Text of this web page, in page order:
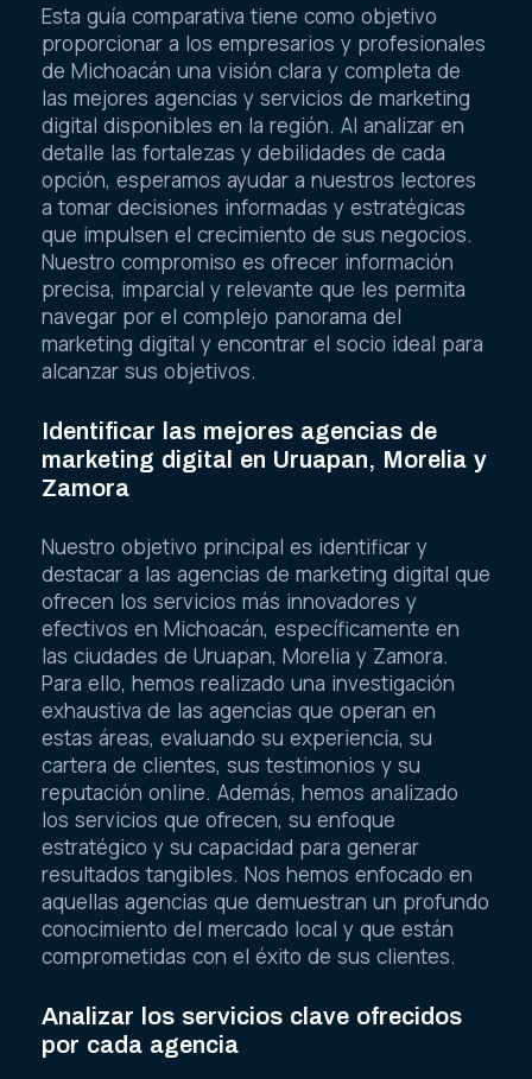
Esta guía comparativa tiene como objetivo
proporcionar a los empresarios y profesionales
de Michoacán una visión clara y completa de
las mejores agencias y servicios de marketing
digital disponibles en la región. Al analizar en
detalle las fortalezas y debilidades de cada
opción, esperamos ayudar a nuestros lectores
a tomar decisiones informadas y estratégicas
que impulsen el crecimiento de sus negocios.
Nuestro compromiso es ofrecer información
precisa, imparcial y relevante que les permita
navegar por el complejo panorama del
marketing digital y encontrar el socio ideal para
alcanzar sus objetivos.
Identificar las mejores agencias de
marketing digital en Uruapan, Morelia y
Zamora
Nuestro objetivo principal es identificar y
destacar a las agencias de marketing digital que
ofrecen los servicios más innovadores y
efectivos en Michoacán, específicamente en
las ciudades de Uruapan, Morelia y Zamora.
Para ello, hemos realizado una investigación
exhaustiva de las agencias que operan en
estas áreas, evaluando su experiencia, su
cartera de clientes, sus testimonios y su
reputación online. Además, hemos analizado
los servicios que ofrecen, su enfoque
estratégico y su capacidad para generar
resultados tangibles. Nos hemos enfocado en
aquellas agencias que demuestran un profundo
conocimiento del mercado local y que están
comprometidas con el éxito de sus clientes.
Analizar los servicios clave ofrecidos
por cada agencia